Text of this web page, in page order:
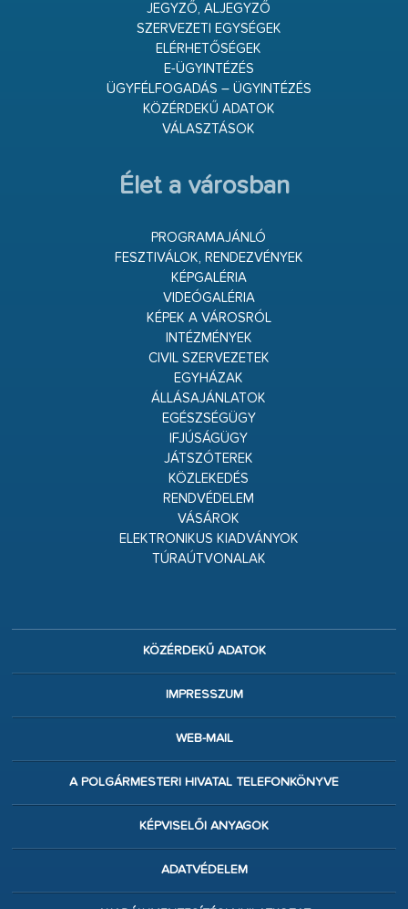
JEGYZŐ, ALJEGYZŐ
SZERVEZETI EGYSÉGEK
ELÉRHETŐSÉGEK
E-ÜGYINTÉZÉS
ÜGYFÉLFOGADÁS – ÜGYINTÉZÉS
KÖZÉRDEKŰ ADATOK
VÁLASZTÁSOK
Élet a városban
PROGRAMAJÁNLÓ
FESZTIVÁLOK, RENDEZVÉNYEK
KÉPGALÉRIA
VIDEÓGALÉRIA
KÉPEK A VÁROSRÓL
INTÉZMÉNYEK
CIVIL SZERVEZETEK
EGYHÁZAK
ÁLLÁSAJÁNLATOK
EGÉSZSÉGÜGY
IFJÚSÁGÜGY
JÁTSZÓTEREK
KÖZLEKEDÉS
RENDVÉDELEM
VÁSÁROK
ELEKTRONIKUS KIADVÁNYOK
TÚRAÚTVONALAK
KÖZÉRDEKŰ ADATOK
IMPRESSZUM
WEB-MAIL
A POLGÁRMESTERI HIVATAL TELEFONKÖNYVE
KÉPVISELŐI ANYAGOK
ADATVÉDELEM